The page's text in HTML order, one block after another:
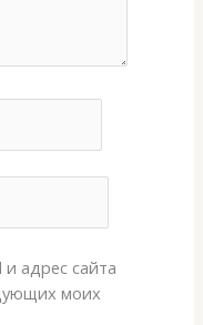
адрес сайта
моих